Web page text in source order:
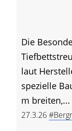
Die
laut
spezielle
m breiten,...
27.3.26